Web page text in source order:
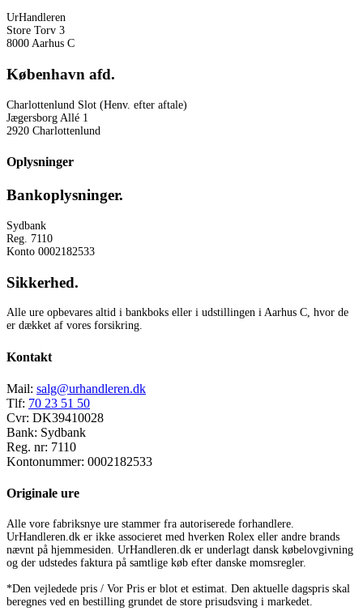
UrHandleren
Store Torv 3
8000 Aarhus C
København afd.
Charlottenlund Slot (Henv. efter aftale)
Jægersborg Allé 1
2920 Charlottenlund
Oplysninger
Bankoplysninger.
Sydbank
Reg. 7110
Konto 0002182533
Sikkerhed.
Alle ure opbevares altid i bankboks eller i udstillingen i Aarhus C, hvor de
er dækket af vores forsikring.
Kontakt
Mail: salg@urhandleren.dk
Tlf: 70 23 51 50
Cvr: DK39410028
Bank: Sydbank
Reg. nr: 7110
Kontonummer: 0002182533
Originale ure
Alle vore fabriksnye ure stammer fra autoriserede forhandlere.
UrHandleren.dk er ikke associeret med hverken Rolex eller andre brands
nævnt på hjemmesiden. UrHandleren.dk er underlagt dansk købelovgivning
og der udstedes faktura på samtlige køb efter danske momsregler.
*Den vejledede pris / Vor Pris er blot et estimat. Den aktuelle dagspris skal
beregnes ved en bestilling grundet de store prisudsving i markedet.